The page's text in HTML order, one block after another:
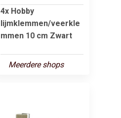
4x Hobby
lijmklemmen/veerkle
mmen 10 cm Zwart
Meerdere shops